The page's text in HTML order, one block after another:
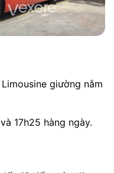
giường nằm
17h25 hàng ngày.